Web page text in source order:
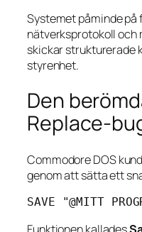
Systemet påminde på
nätverksprotokoll och
skickar strukturerade
styrenhet.
Den
Replace-
Commodore DOS
genom att sätta ett
SAVE "@MITT